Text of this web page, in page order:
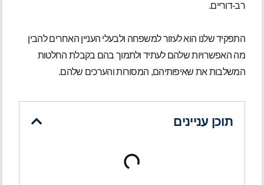
רב-דוריים.
התפקיד שלנו הוא לעזור למשפחה ולבעלי העניין האחרים להבין
מה האפשרויות שלהם לעתיד ולתמוך בהם בקבלת החלטות
המשלבות את שאיפותיהם, המסורות והערכים שלהם.
תוכן עניינים